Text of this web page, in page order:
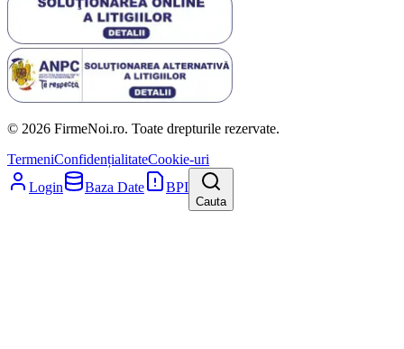
© 2026 FirmeNoi.ro. Toate drepturile rezervate.
TermeniConfidențialitateCookie-uri
Login
Baza Date BPI
Cauta